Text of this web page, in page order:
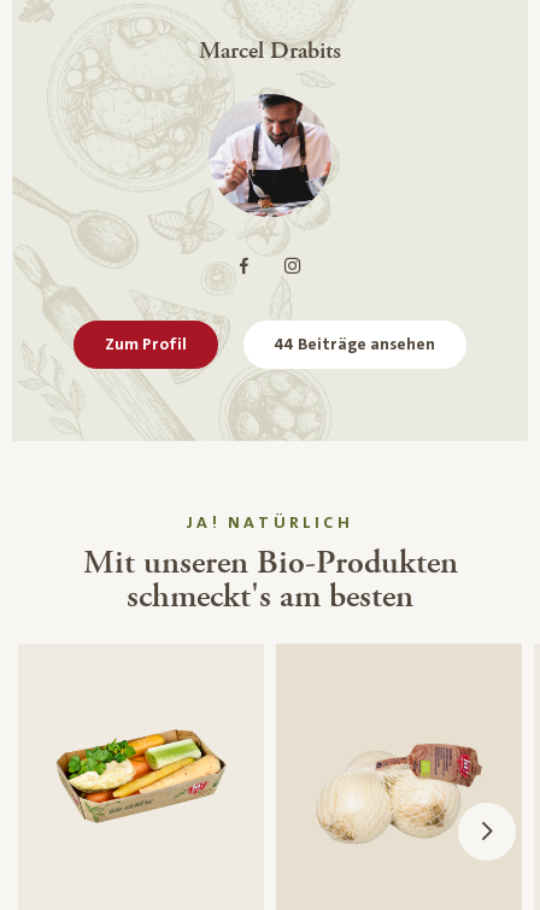
Marcel Drabits
Zum Profil 44 Beiträge ansehen
JA! NATÜRLICH
Mit unseren Bio-Produkten
schmeckt's am besten